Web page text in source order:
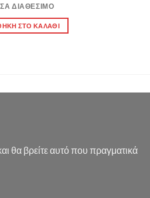
ΔΙΑΘΈΣΙΜΟ
ΣΤΟ ΚΑΛΆΘΙ
θα βρείτε αυτό που πραγματικά